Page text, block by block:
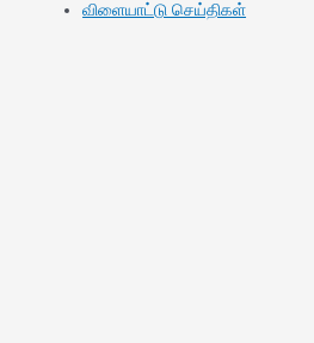
விளையாட்டு செய்திகள்